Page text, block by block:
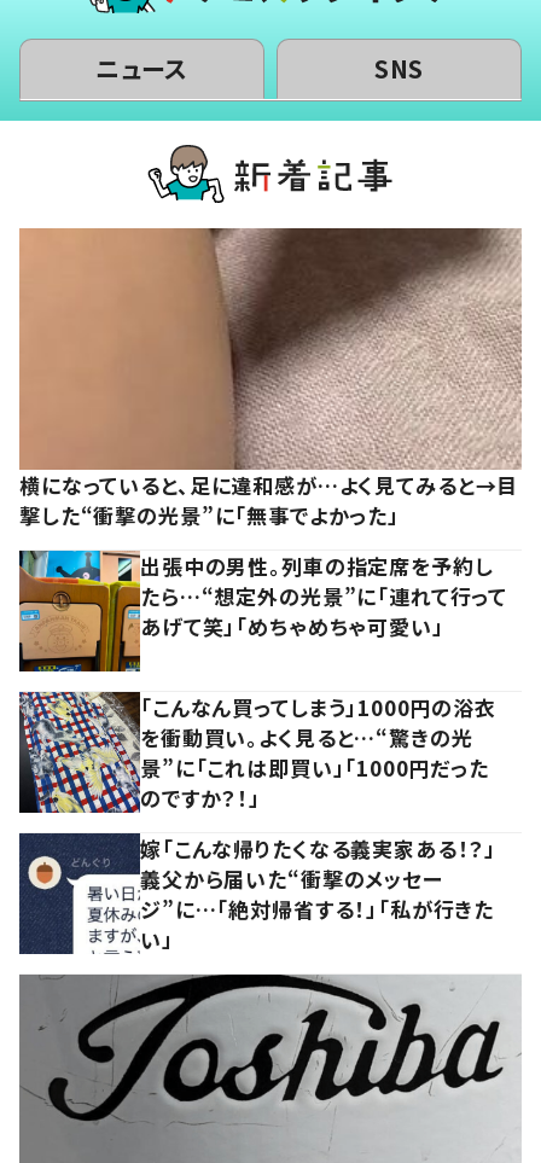
ニュース SNS
横になっていると、足に違和感が…よく見てみると→目
撃した“衝撃の光景”に「無事でよかった」
出張中の男性。列車の指定席を予約し
たら…“想定外の光景”に「連れて行って
あげて笑」「めちゃめちゃ可愛い」
「こんなん買ってしまう」1000円の浴衣
を衝動買い。よく見ると…“驚きの光
景”に「これは即買い」「1000円だった
のですか？！」
嫁「こんな帰りたくなる義実家ある！？」
義父から届いた“衝撃のメッセー
ジ”に…「絶対帰省する！」「私が行きた
い」